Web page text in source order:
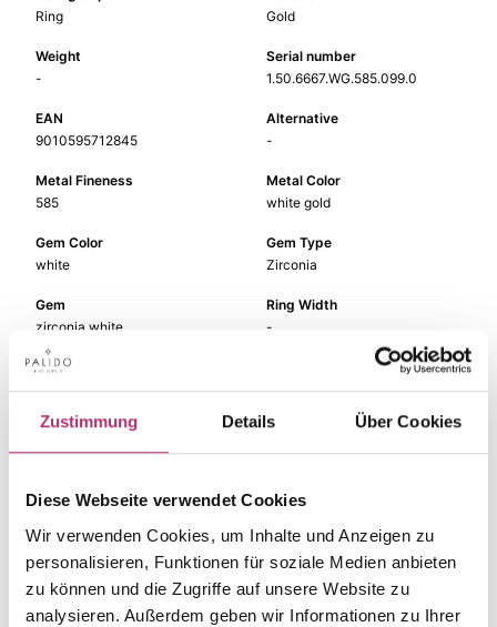
Zustimmung Details Über Cookies
Diese Webseite verwendet Cookies
Wir verwenden Cookies, um Inhalte und Anzeigen zu
personalisieren, Funktionen für soziale Medien anbieten
zu können und die Zugriffe auf unsere Website zu
analysieren. Außerdem geben wir Informationen zu Ihrer
Ring
Gold
Weight
-
Serial number
1.50.6667.WG.585.099.0
EAN
9010595712845
Alternative
-
Metal Fineness
585
Metal Color
white gold
Gem Color
white
Gem Type
Zirconia
Gem
zirconia white
Ring Width
-
The matching pieces
from this collection.